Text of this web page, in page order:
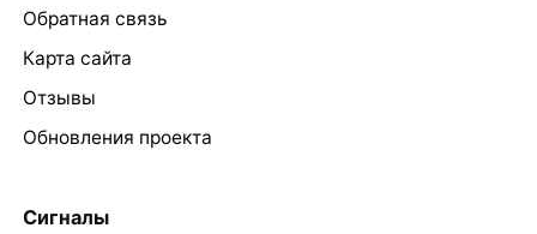
Обратная связь
Карта сайта
Отзывы
Обновления проекта
Сигналы